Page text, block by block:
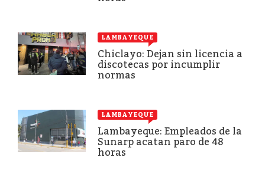
LAMBAYEQUE
Chiclayo: Dejan sin licencia a
discotecas por incumplir
normas
LAMBAYEQUE
Lambayeque: Empleados de la
Sunarp acatan paro de 48
horas